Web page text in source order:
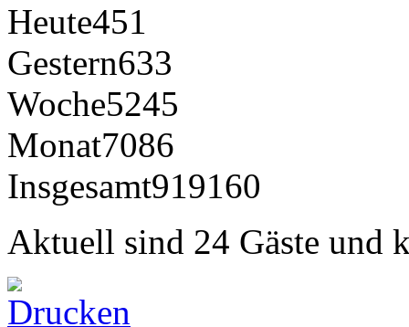
Heute451
Gestern633
Woche5245
Monat7086
Insgesamt919160
Aktuell sind 24 Gäste und